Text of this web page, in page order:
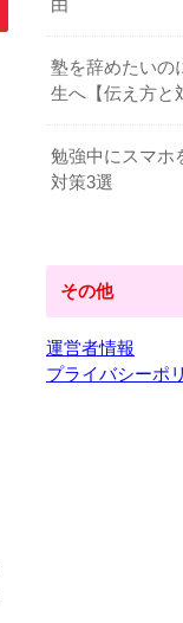
由
塾を辞めたいの
生へ【伝え方と
勉強中にスマホ
対策3選
その他
運営者情報
プライバシーポ